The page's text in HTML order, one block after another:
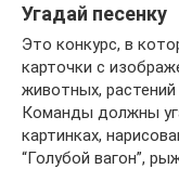
Угадай песенку
Это конкурс, в
карточки с
животных,
Команды должны
картинках,
“Голубой вагон”,